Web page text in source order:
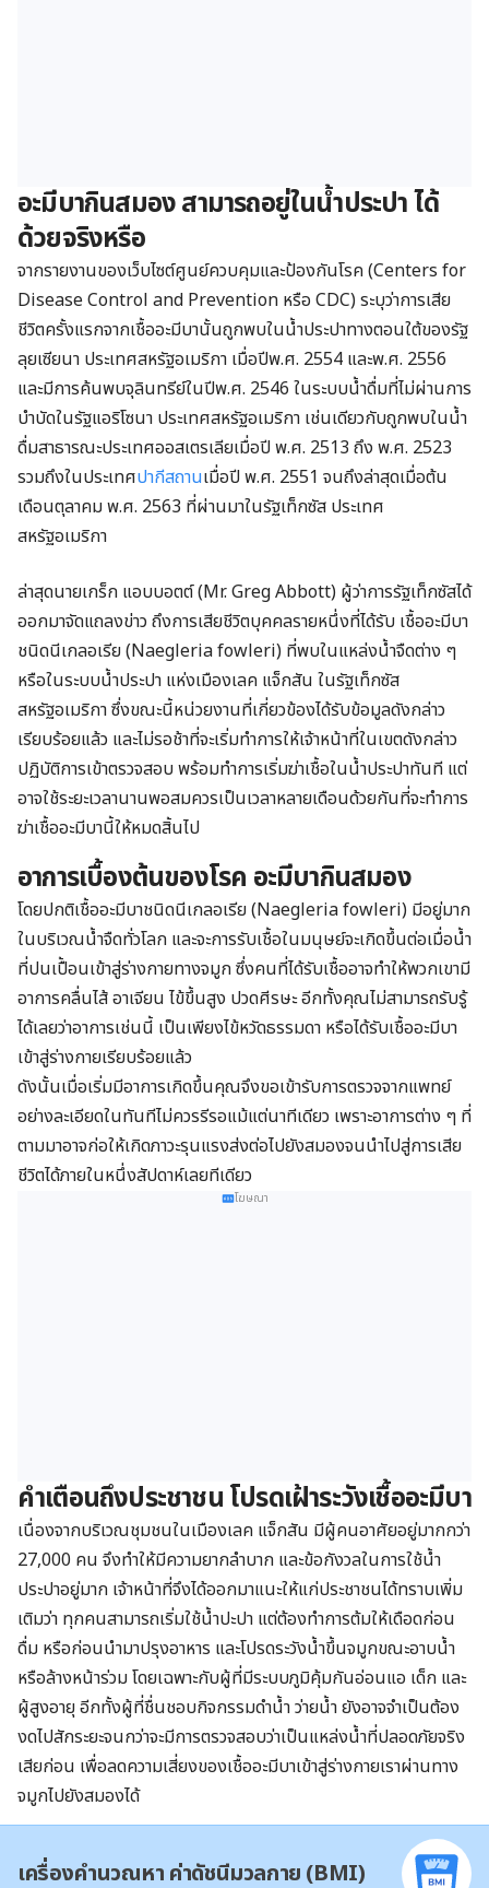
อะมีบากินสมอง สามารถอยู่ในน้ำประปา ได้
ด้วยจริงหรือ
จากรายงานของเว็บไซต์ศูนย์ควบคุมและป้องกันโรค (Centers for
Disease Control and Prevention หรือ CDC) ระบุว่าการเสีย
ชีวิตครั้งแรกจากเชื้ออะมีบานั้นถูกพบในน้ำประปาทางตอนใต้ของรัฐ
ลุยเซียนา ประเทศสหรัฐอเมริกา เมื่อปีพ.ศ. 2554 และพ.ศ. 2556
และมีการค้นพบจุลินทรีย์ในปีพ.ศ. 2546 ในระบบน้ำดื่มที่ไม่ผ่านการ
บำบัดในรัฐแอริโซนา ประเทศสหรัฐอเมริกา เช่นเดียวกับถูกพบในน้ำ
ดื่มสาธารณะประเทศออสเตรเลียเมื่อปี พ.ศ. 2513 ถึง พ.ศ. 2523
รวมถึงในประเทศปากีสถานเมื่อปี พ.ศ. 2551 จนถึงล่าสุดเมื่อต้น
เดือนตุลาคม พ.ศ. 2563 ที่ผ่านมาในรัฐเท็กซัส ประเทศ
สหรัฐอเมริกา
ล่าสุดนายเกร็ก แอบบอตต์ (Mr. Greg Abbott) ผู้ว่าการรัฐเท็กซัสได้
ออกมาจัดแถลงข่าว ถึงการเสียชีวิตบุคคลรายหนึ่งที่ได้รับ เชื้ออะมีบา
ชนิดนีเกลอเรีย (Naegleria fowleri) ที่พบในแหล่งน้ำจืดต่าง ๆ
หรือในระบบน้ำประปา แห่งเมืองเลค แจ็กสัน ในรัฐเท็กซัส
สหรัฐอเมริกา ซึ่งขณะนี้หน่วยงานที่เกี่ยวข้องได้รับข้อมูลดังกล่าว
เรียบร้อยแล้ว และไม่รอช้าที่จะเริ่มทำการให้เจ้าหน้าที่ในเขตดังกล่าว
ปฏิบัติการเข้าตรวจสอบ พร้อมทำการเริ่มฆ่าเชื้อในน้ำประปาทันที แต่
อาจใช้ระยะเวลานานพอสมควรเป็นเวลาหลายเดือนด้วยกันที่จะทำการ
ฆ่าเชื้ออะมีบานี้ให้หมดสิ้นไป
อาการเบื้องต้นของโรค อะมีบากินสมอง
โดยปกติเชื้ออะมีบาชนิดนีเกลอเรีย (Naegleria fowleri) มีอยู่มาก
ในบริเวณน้ำจืดทั่วโลก และจะการรับเชื้อในมนุษย์จะเกิดขึ้นต่อเมื่อน้ำ
ที่ปนเปื้อนเข้าสู่ร่างกายทางจมูก ซึ่งคนที่ได้รับเชื้ออาจทำให้พวกเขามี
อาการคลื่นไส้ อาเจียน ไข้ขึ้นสูง ปวดศีรษะ อีกทั้งคุณไม่สามารถรับรู้
ได้เลยว่าอาการเช่นนี้ เป็นเพียงไข้หวัดธรรมดา หรือได้รับเชื้ออะมีบา
เข้าสู่ร่างกายเรียบร้อยแล้ว
ดังนั้นเมื่อเริ่มมีอาการเกิดขึ้นคุณจึงขอเข้ารับการตรวจจากแพทย์
อย่างละเอียดในทันทีไม่ควรรีรอแม้แต่นาทีเดียว เพราะอาการต่าง ๆ ที่
ตามมาอาจก่อให้เกิดภาวะรุนแรงส่งต่อไปยังสมองจนนำไปสู่การเสีย
ชีวิตได้ภายในหนึ่งสัปดาห์เลยทีเดียว
โฆษณา
คำเตือนถึงประชาชน โปรดเฝ้าระวังเชื้ออะมีบา
เนื่องจากบริเวณชุมชนในเมืองเลค แจ็กสัน มีผู้คนอาศัยอยู่มากกว่า
27,000 คน จึงทำให้มีความยากลำบาก และข้อกังวลในการใช้น้ำ
ประปาอยู่มาก เจ้าหน้าที่จึงได้ออกมาแนะให้แก่ประชาชนได้ทราบเพิ่ม
เติมว่า ทุกคนสามารถเริ่มใช้น้ำปะปา แต่ต้องทำการต้มให้เดือดก่อน
ดื่ม หรือก่อนนำมาปรุงอาหาร และโปรดระวังน้ำขึ้นจมูกขณะอาบน้ำ
หรือล้างหน้าร่วม โดยเฉพาะกับผู้ที่มีระบบภูมิคุ้มกันอ่อนแอ เด็ก และ
ผู้สูงอายุ อีกทั้งผู้ที่ชื่นชอบกิจกรรมดำน้ำ ว่ายน้ำ ยังอาจจำเป็นต้อง
งดไปสักระยะจนกว่าจะมีการตรวจสอบว่าเป็นแหล่งน้ำที่ปลอดภัยจริง
เสียก่อน เพื่อลดความเสี่ยงของเชื้ออะมีบาเข้าสู่ร่างกายเราผ่านทาง
จมูกไปยังสมองได้
เครื่องคำนวณหา ค่าดัชนีมวลกาย (BMI)